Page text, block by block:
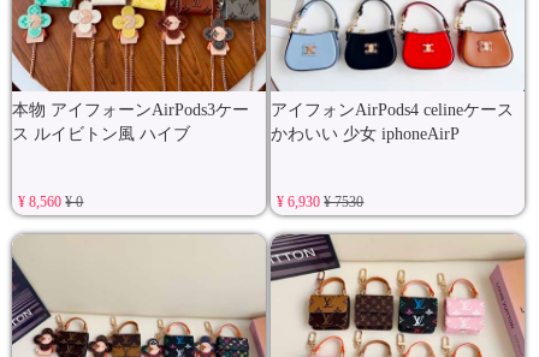
本物 アイフォーンAirPods3ケー
ス ルイビトン風 ハイブ
¥ 8,560¥ 0
アイフォンAirPods4 celineケース
かわいい 少女 iphoneAirP
¥ 6,930¥ 7530